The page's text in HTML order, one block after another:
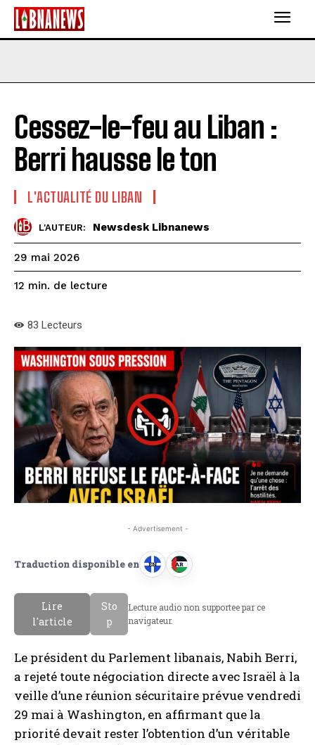
Cessez-le-feu au Liban :
Berri hausse le ton
L'ACTUALITÉ DU LIBAN
L'AUTEUR: Newsdesk Libnanews
29 mai 2026
12 min. de lecture
83 Lecteurs
- Advertisement -
Traduction disponible en EN
A
g
l
i
s
AR
A
a
Lire
l'article
Sto
p
Lecture audio non supportee par ce
navigateur.
Le président du Parlement libanais, Nabih Berri,
a rejeté toute négociation directe avec Israël à la
veille d’une réunion sécuritaire prévue vendredi
29 mai à Washington, en affirmant que la
priorité devait rester l’obtention d’un véritable